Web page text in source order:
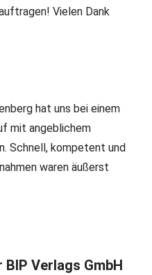
Vielen Dank
hat uns bei einem
mit angeblichem
Schnell, kompetent und
waren äußerst
Verlags GmbH